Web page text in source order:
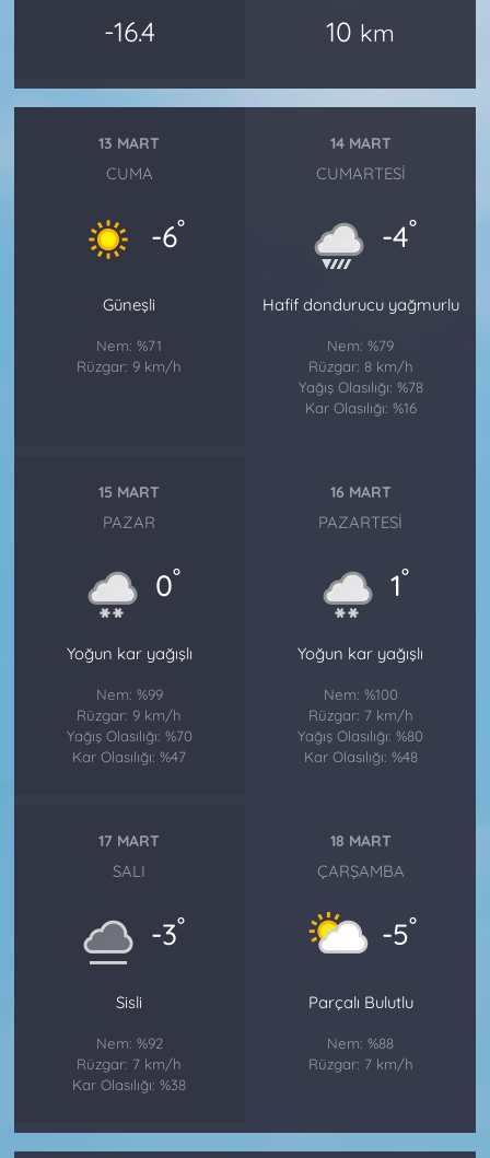
-16.4 10 km
13 MART
CUMA
-6°
Güneşli
Nem: %71
Rüzgar: 9 km/h
14 MART
CUMARTESI
-4°
Hafif dondurucu yağmurlu
Nem: %79
Rüzgar: 8 km/h
Yağış Olasılığı: %78
Kar Olasılığı: %16
15 MART
PAZAR
0°
Yoğun kar yağışlı
Nem: %99
Rüzgar: 9 km/h
Yağış Olasılığı: %70
Kar Olasılığı: %47
16 MART
PAZARTESI
1°
Yoğun kar yağışlı
Nem: %100
Rüzgar: 7 km/h
Yağış Olasılığı: %80
Kar Olasılığı: %48
17 MART
SALI
-3°
Sisli
Nem: %92
Rüzgar: 7 km/h
Kar Olasılığı: %38
18 MART
ÇARŞAMBA
-5°
Parçalı Bulutlu
Nem: %88
Rüzgar: 7 km/h